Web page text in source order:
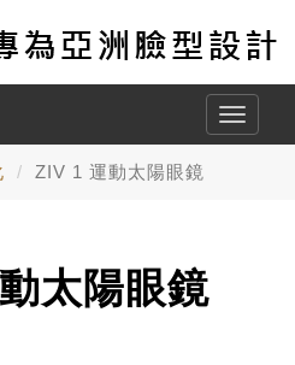
Toggle
ZIV 1 運動太陽眼鏡
太陽眼鏡